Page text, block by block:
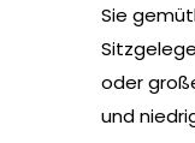
Sie
oder
und